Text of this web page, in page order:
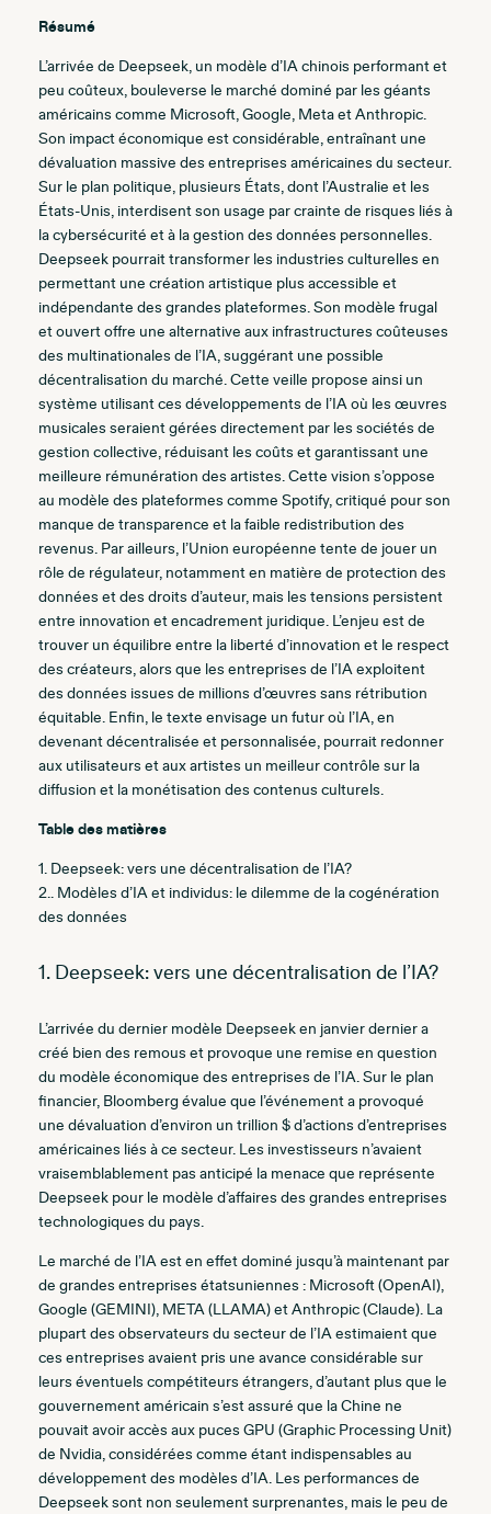
Résumé
L’arrivée de Deepseek, un modèle d’IA chinois performant et
peu coûteux, bouleverse le marché dominé par les géants
américains comme Microsoft, Google, Meta et Anthropic.
Son impact économique est considérable, entraînant une
dévaluation massive des entreprises américaines du secteur.
Sur le plan politique, plusieurs États, dont l’Australie et les
États-Unis, interdisent son usage par crainte de risques liés à
la cybersécurité et à la gestion des données personnelles.
Deepseek pourrait transformer les industries culturelles en
permettant une création artistique plus accessible et
indépendante des grandes plateformes. Son modèle frugal
et ouvert offre une alternative aux infrastructures coûteuses
des multinationales de l’IA, suggérant une possible
décentralisation du marché. Cette veille propose ainsi un
système utilisant ces développements de l’IA où les œuvres
musicales seraient gérées directement par les sociétés de
gestion collective, réduisant les coûts et garantissant une
meilleure rémunération des artistes. Cette vision s’oppose
au modèle des plateformes comme Spotify, critiqué pour son
manque de transparence et la faible redistribution des
revenus. Par ailleurs, l’Union européenne tente de jouer un
rôle de régulateur, notamment en matière de protection des
données et des droits d’auteur, mais les tensions persistent
entre innovation et encadrement juridique. L’enjeu est de
trouver un équilibre entre la liberté d’innovation et le respect
des créateurs, alors que les entreprises de l’IA exploitent
des données issues de millions d’œuvres sans rétribution
équitable. Enfin, le texte envisage un futur où l’IA, en
devenant décentralisée et personnalisée, pourrait redonner
aux utilisateurs et aux artistes un meilleur contrôle sur la
diffusion et la monétisation des contenus culturels.
Table des matières
1. Deepseek: vers une décentralisation de l’IA?
2.. Modèles d’IA et individus: le dilemme de la cogénération
des données
1. Deepseek: vers une décentralisation de l’IA?
L’arrivée du dernier modèle Deepseek en janvier dernier a
créé bien des remous et provoque une remise en question
du modèle économique des entreprises de l’IA. Sur le plan
financier, Bloomberg évalue que l’événement a provoqué
une dévaluation d’environ un trillion $ d’actions d’entreprises
américaines liés à ce secteur. Les investisseurs n’avaient
vraisemblablement pas anticipé la menace que représente
Deepseek pour le modèle d’affaires des grandes entreprises
technologiques du pays.
Le marché de l’IA est en effet dominé jusqu’à maintenant par
de grandes entreprises étatsuniennes : Microsoft (OpenAI),
Google (GEMINI), META (LLAMA) et Anthropic (Claude). La
plupart des observateurs du secteur de l’IA estimaient que
ces entreprises avaient pris une avance considérable sur
leurs éventuels compétiteurs étrangers, d’autant plus que le
gouvernement américain s’est assuré que la Chine ne
pouvait avoir accès aux puces GPU (Graphic Processing Unit)
de Nvidia, considérées comme étant indispensables au
développement des modèles d’IA. Les performances de
Deepseek sont non seulement surprenantes, mais le peu de